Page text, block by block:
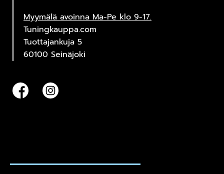
Myymälä avoinna Ma-Pe klo 9-17.
Tuningkauppa.com
Tuottajankuja 5
60100 Seinäjoki